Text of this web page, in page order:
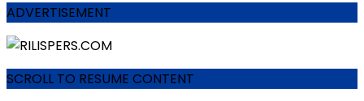
ADVERTISEMENT
SCROLL TO RESUME CONTENT